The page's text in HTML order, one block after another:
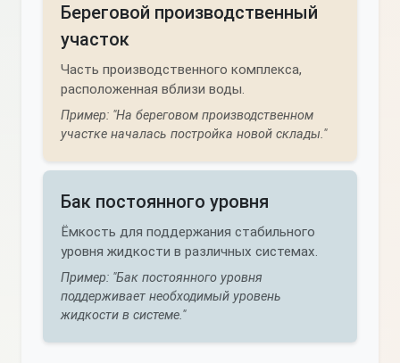
Береговой производственный
участок
Часть производственного комплекса,
расположенная вблизи воды.
Пример: "На береговом производственном
участке началась постройка новой склады."
Бак постоянного уровня
Ёмкость для поддержания стабильного
уровня жидкости в различных системах.
Пример: "Бак постоянного уровня
поддерживает необходимый уровень
жидкости в системе."